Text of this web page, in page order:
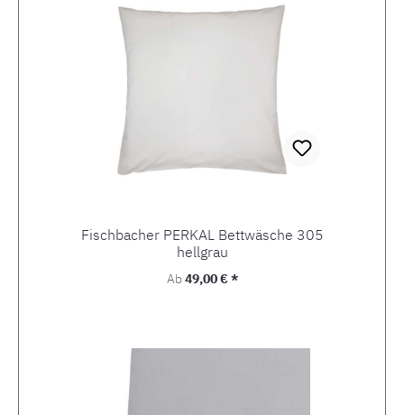
Fischbacher PERKAL Bettwäsche 305
hellgrau
Regulärer Preis:
Ab49,00 € *